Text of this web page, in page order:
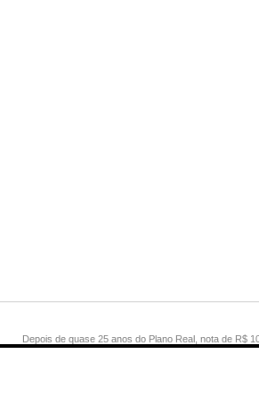
Depois de quase 25 anos do Plano Real, nota de R$